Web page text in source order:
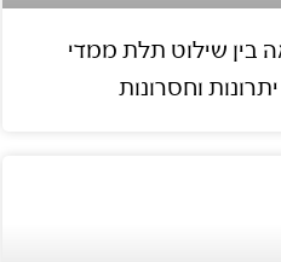
בין שילוט תלת ממדי
וחסרונות